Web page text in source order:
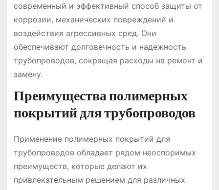
современный и эффективный способ защиты от
коррозии, механических повреждений и
воздействия агрессивных сред. Они
обеспечивают долговечность и надежность
трубопроводов, сокращая расходы на ремонт и
замену.
Преимущества полимерных
покрытий для трубопроводов
Применение полимерных покрытий для
трубопроводов обладает рядом неоспоримых
преимуществ, которые делают их
привлекательным решением для различных